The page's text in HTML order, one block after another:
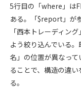
5行目の「where」は
ある。「$report」が
「西本トレーディン
よう絞り込んでいる
名」の位置が異なっ
ることで、構造の違
る。